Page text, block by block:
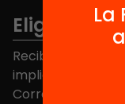
Elige
Recibe
implicarte.
Correo
La